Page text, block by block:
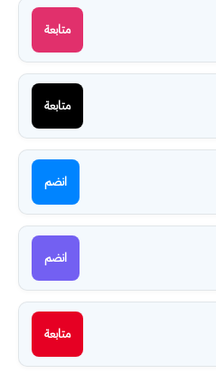
متابعة
متابعة
انضم
انضم
متابعة